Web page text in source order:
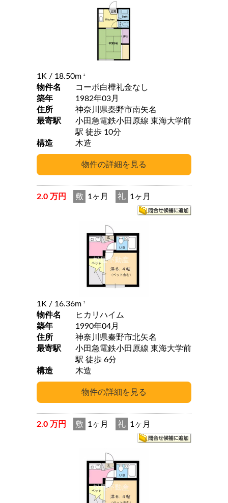
1K / 18.50m 2
物件名
コーポ白樺礼金なし
築年
1982年03月
住所
神奈川県秦野市南矢名
最寄駅
小田急電鉄小田原線 東海大学前
駅 徒歩 10分
構造
木造
2.0 万円 敷 1ヶ月 礼 1ヶ月
1K / 16.36m 2
物件名
ヒカリハイム
築年
1990年04月
住所
神奈川県秦野市北矢名
最寄駅
小田急電鉄小田原線 東海大学前
駅 徒歩 6分
構造
木造
2.0 万円 敷 1ヶ月 礼 1ヶ月